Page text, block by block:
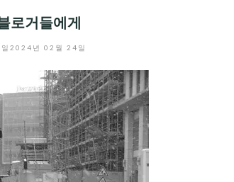
로거들에게
2024년 02월 24일